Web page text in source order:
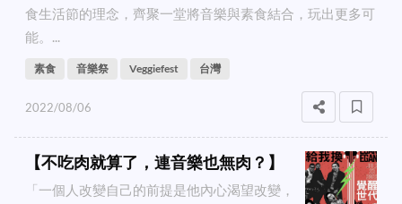
食生活節的理念，齊聚一堂將音樂與素食結合，玩出更多可
能。...
素食 音樂祭 Veggiefest 台灣
2022/08/06
【不吃肉就算了，連音樂也無肉？】
「一個人改變自己的前提是他內心渴望改變，